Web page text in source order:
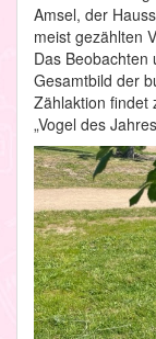
Amsel, der
meist gezählten
Das Beobachten
Gesamtbild der
Zählaktion findet
„Vogel des